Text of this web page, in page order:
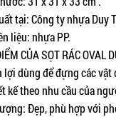
tại: Công ty nhựa Duy
liệu: nhựa PP.
CỦA SỌT RÁC OVAL
lợi dùng để đựng các
kế theo nhu cầu của
Đẹp, phù hợp với